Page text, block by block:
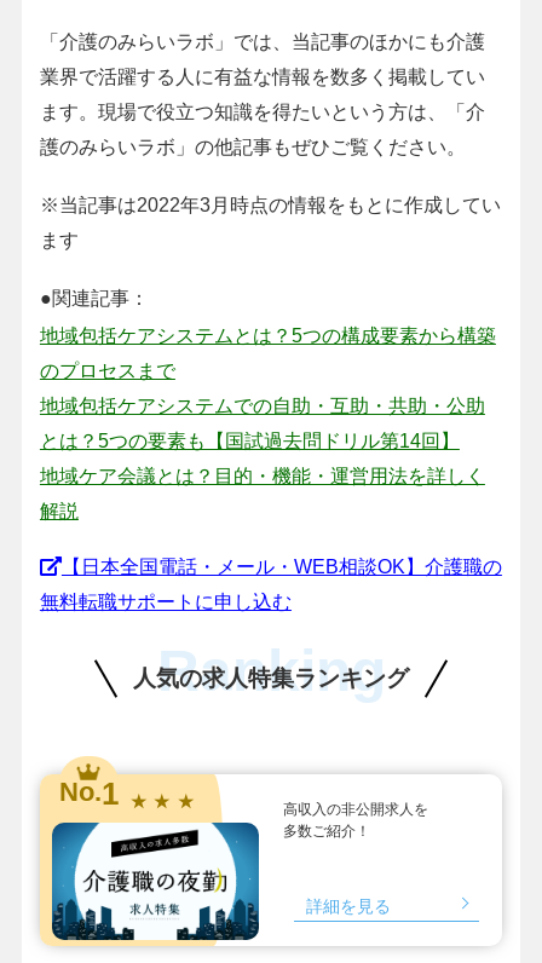
「介護のみらいラボ」では、当記事のほかにも介護
業界で活躍する人に有益な情報を数多く掲載してい
ます。現場で役立つ知識を得たいという方は、「介
護のみらいラボ」の他記事もぜひご覧ください。
※当記事は2022年3月時点の情報をもとに作成してい
ます
●関連記事：
地域包括ケアシステムとは？5つの構成要素から構築
のプロセスまで
地域包括ケアシステムでの自助・互助・共助・公助
とは？5つの要素も【国試過去問ドリル第14回】
地域ケア会議とは？目的・機能・運営用法を詳しく
解説
【日本全国電話・メール・WEB相談OK】介護職の
無料転職サポートに申し込む
人気の求人特集ランキング
Ranking
No.1 ★ ★ ★
高収入の非公開求人を
多数ご紹介！
詳細を見る